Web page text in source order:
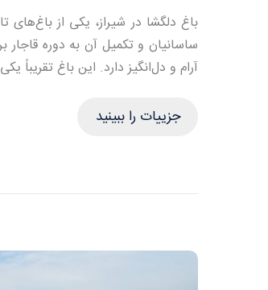
باغ دلگشا در شیراز، یکی از باغ‌های
ساسانیان و تکمیل آن به دوره
آرام و دل‌انگیز دارد. این باغ
جزییات را ببینید